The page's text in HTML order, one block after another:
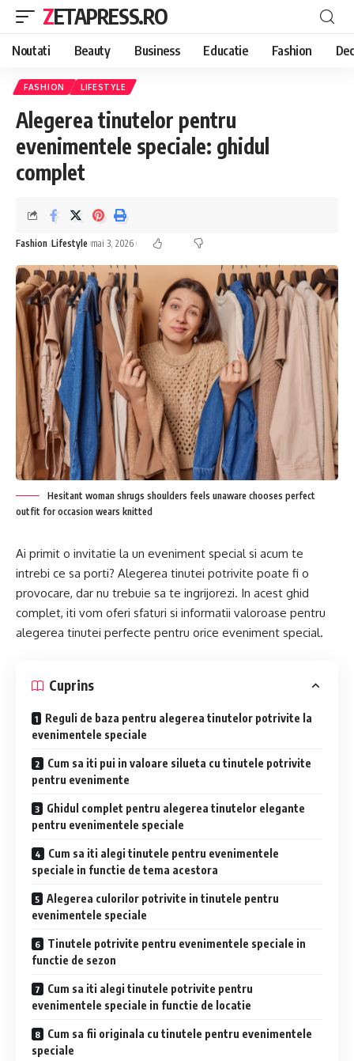
ZETAPRESS.RO
Noutati Beauty Business Educatie Fashion
FASHION LIFESTYLE
Alegerea tinutelor pentru
evenimentele speciale: ghidul
complet
Fashion Lifestyle mai 3, 2026
Hesitant woman shrugs shoulders feels unaware chooses perfect
outfit for occasion wears knitted
Ai primit o invitatie la un eveniment special si acum te
intrebi ce sa porti? Alegerea tinutei potrivite poate fi o
provocare, dar nu trebuie sa te ingrijorezi. In acest ghid
complet, iti vom oferi sfaturi si informatii valoroase pentru
alegerea tinutei perfecte pentru orice eveniment special.
Cuprins
Reguli de baza pentru alegerea tinutelor potrivite la
evenimentele speciale
Cum sa iti pui in valoare silueta cu tinutele potrivite
pentru evenimente
Ghidul complet pentru alegerea tinutelor elegante
pentru evenimentele speciale
Cum sa iti alegi tinutele pentru evenimentele
speciale in functie de tema acestora
Alegerea culorilor potrivite in tinutele pentru
evenimentele speciale
Tinutele potrivite pentru evenimentele speciale in
functie de sezon
Cum sa iti alegi tinutele potrivite pentru
evenimentele speciale in functie de locatie
Cum sa fii originala cu tinutele pentru evenimentele
speciale